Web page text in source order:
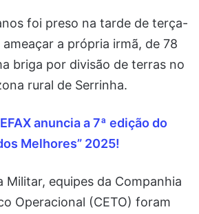
foi preso na tarde de terça-
ameaçar a própria irmã, de 78
briga por divisão de terras no
rural de Serrinha.
anuncia a 7ª edição do
Melhores” 2025!
Militar, equipes da Companhia
Operacional (CETO) foram